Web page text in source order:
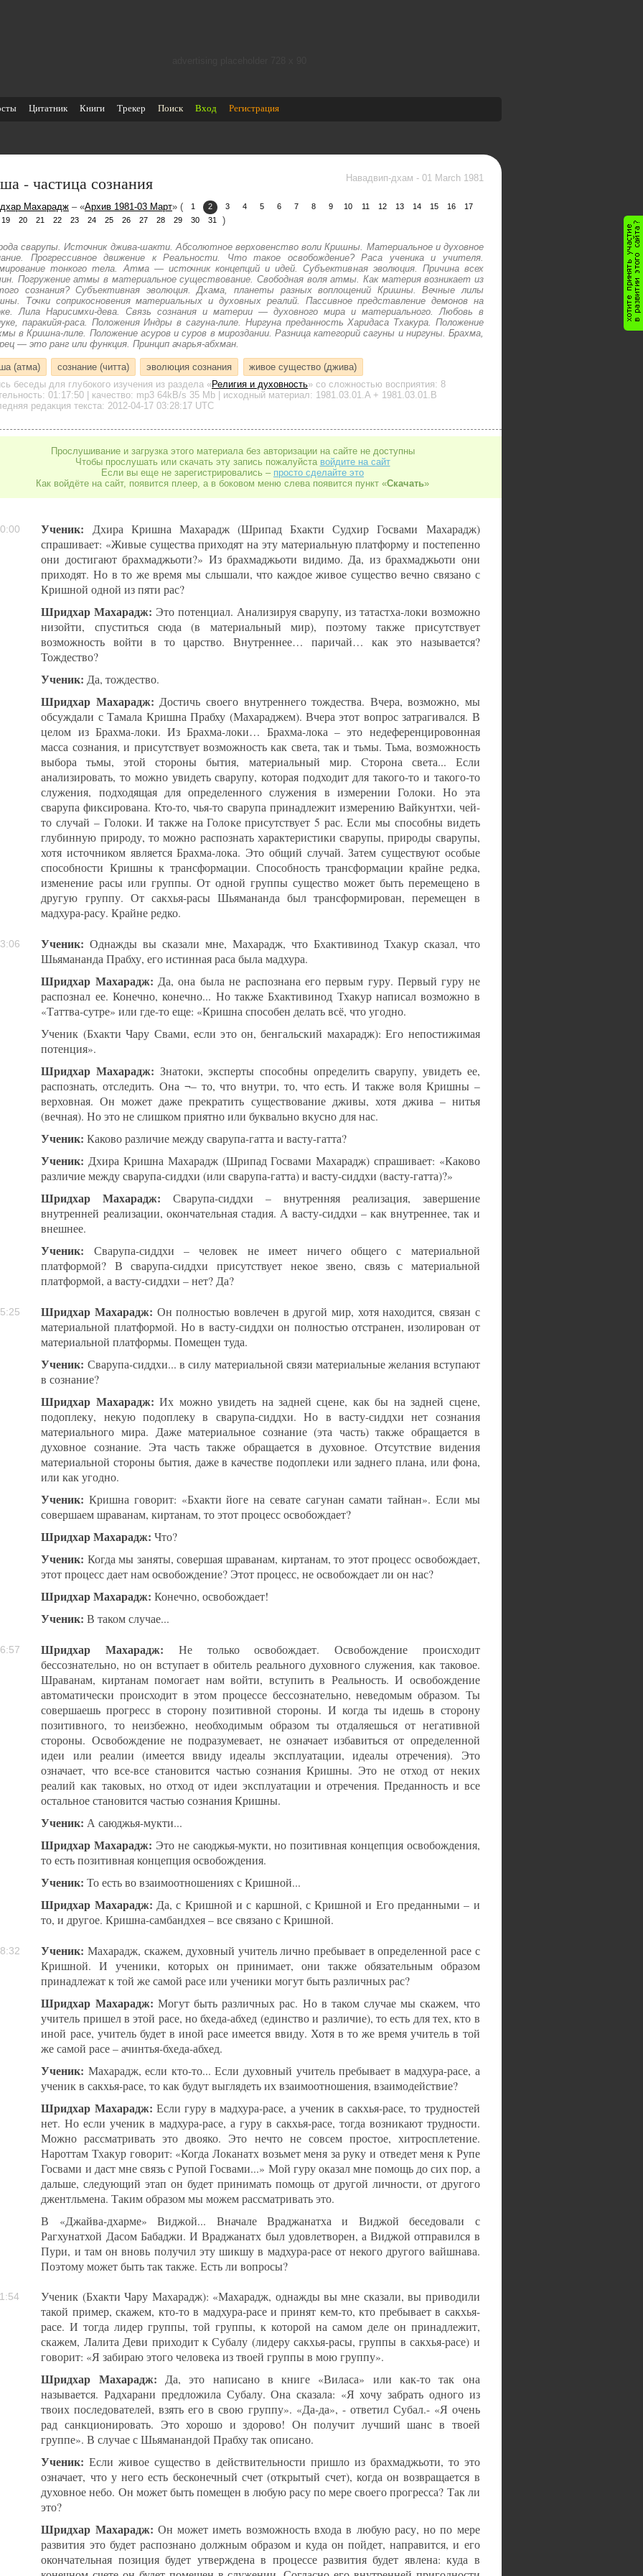
Цитатник Книги Трекер Поиск Вход Регистрация
- частица сознания Навадвип-дхам - 01 March 1981
Махарадж – «Архив 1981-03 Март» ( 1 2 3 4 5 6 7 8 9 10 11 12 13 14 15 16
17
19
20 21 22 23 24 25 26 27 28 29 30 31 )
сварупы. Источник джива-шакти. Абсолютное верховенство воли Кришны. Материальное и духовное
Прогрессивное движение к Реальности. Что такое освобождение? Раса ученика и учителя.
тонкого тела. Атма — источник концепций и идей. Субъективная эволюция. Причина всех
Погружение атмы в материальное существование. Свободная воля атмы. Как материя возникает из
сознания? Субъективная эволюция. Дхама, планеты разных воплощений Кришны. Вечные лилы
Точки соприкосновения материальных и духовных реалий. Пассивное представление демонов на
Лила Нарисимхи-дева. Связь сознания и материи — духовного мира и материального. Любовь в
паракийя-раса. Положения Индры в сагуна-лиле. Ниргуна преданность Харидаса Тхакура. Положение
в Кришна-лиле. Положение асуров и суров в мироздании. Разница категорий сагуны и ниргуны. Брахма,
— это ранг или функция. Принцип ачарья-абхман.
(атма) сознание (читта) эволюция сознания
живое существо (джива)
беседы для глубокого изучения из раздела «Религия и духовность» со сложностью восприятия: 8
01:17:50 | качество: mp3 64kB/s 35 Mb | исходный материал: 1981.03.01.A + 1981.03.01.B
редакция текста: 2012-04-17 03:28:17 UTC
Прослушивание и загрузка этого материала без авторизации на сайте не доступны
Чтобы прослушать или скачать эту запись пожалуйста войдите на сайт
Если вы еще не зарегистрировались – просто сделайте это
Как войдёте на сайт, появится плеер, а в боковом меню слева появится пункт «Скачать»
Ученик: Дхира Кришна Махарадж (Шрипад Бхакти Судхир Госвами Махарадж)
спрашивает: «Живые существа приходят на эту материальную платформу и постепенно
они достигают брахмаджьоти?» Из брахмаджьоти видимо. Да, из брахмаджьоти они
приходят. Но в то же время мы слышали, что каждое живое существо вечно связано с
Кришной одной из пяти рас?
Шридхар Махарадж: Это потенциал. Анализируя сварупу, из татастха-локи возможно
низойти, спуститься сюда (в материальный мир), поэтому также присутствует
возможность войти в то царство. Внутреннее… паричай… как это называется?
Тождество?
Ученик: Да, тождество.
Шридхар Махарадж: Достичь своего внутреннего тождества. Вчера, возможно, мы
обсуждали с Тамала Кришна Прабху (Махараджем). Вчера этот вопрос затрагивался. В
целом из Брахма-локи. Из Брахма-локи… Брахма-лока – это недеференцировонная
масса сознания, и присутствует возможность как света, так и тьмы. Тьма, возможность
выбора тьмы, этой стороны бытия, материальный мир. Сторона света... Если
анализировать, то можно увидеть сварупу, которая подходит для такого-то и такого-то
служения, подходящая для определенного служения в измерении Голоки. Но эта
сварупа фиксирована. Кто-то, чья-то сварупа принадлежит измерению Вайкунтхи, чей-
то случай – Голоки. И также на Голоке присутствует 5 рас. Если мы способны видеть
глубинную природу, то можно распознать характеристики сварупы, природы сварупы,
хотя источником является Брахма-лока. Это общий случай. Затем существуют особые
способности Кришны к трансформации. Способность трансформации крайне редка,
изменение расы или группы. От одной группы существо может быть перемещено в
другую группу. От сакхья-расы Шьямананда был трансформирован, перемещен в
мадхура-расу. Крайне редко.
Ученик: Однажды вы сказали мне, Махарадж, что Бхактивинод Тхакур сказал, что
Шьямананда Прабху, его истинная раса была мадхура.
Шридхар Махарадж: Да, она была не распознана его первым гуру. Первый гуру не
распознал ее. Конечно, конечно... Но также Бхактивинод Тхакур написал возможно в
«Таттва-сутре» или где-то еще: «Кришна способен делать всё, что угодно.
Ученик (Бхакти Чару Свами, если это он, бенгальский махарадж): Его непостижимая
потенция».
Шридхар Махарадж: Знатоки, эксперты способны определить сварупу, увидеть ее,
распознать, отследить. Она ¬– то, что внутри, то, что есть. И также воля Кришны –
верховная. Он может даже прекратить существование дживы, хотя джива – нитья
(вечная). Но это не слишком приятно или буквально вкусно для нас.
Ученик: Каково различие между сварупа-гатта и васту-гатта?
Ученик: Дхира Кришна Махарадж (Шрипад Госвами Махарадж) спрашивает: «Каково
различие между сварупа-сиддхи (или сварупа-гатта) и васту-сиддхи (васту-гатта)?»
Шридхар Махарадж: Сварупа-сиддхи – внутренняя реализация, завершение
внутренней реализации, окончательная стадия. А васту-сиддхи – как внутреннее, так и
внешнее.
Ученик: Сварупа-сиддхи – человек не имеет ничего общего с материальной
платформой? В сварупа-сиддхи присутствует некое звено, связь с материальной
платформой, а васту-сиддхи – нет? Да?
Шридхар Махарадж: Он полностью вовлечен в другой мир, хотя находится, связан с
материальной платформой. Но в васту-сиддхи он полностью отстранен, изолирован от
материальной платформы. Помещен туда.
Ученик: Сварупа-сиддхи... в силу материальной связи материальные желания вступают
в сознание?
Шридхар Махарадж: Их можно увидеть на задней сцене, как бы на задней сцене,
подоплеку, некую подоплеку в сварупа-сиддхи. Но в васту-сиддхи нет сознания
материального мира. Даже материальное сознание (эта часть) также обращается в
духовное сознание. Эта часть также обращается в духовное. Отсутствие видения
материальной стороны бытия, даже в качестве подоплеки или заднего плана, или фона,
или как угодно.
Ученик: Кришна говорит: «Бхакти йоге на севате сагунан самати тайнан». Если мы
совершаем шраванам, киртанам, то этот процесс освобождает?
Шридхар Махарадж: Что?
Ученик: Когда мы заняты, совершая шраванам, киртанам, то этот процесс освобождает,
этот процесс дает нам освобождение? Этот процесс, не освобождает ли он нас?
Шридхар Махарадж: Конечно, освобождает!
Ученик: В таком случае...
Шридхар Махарадж: Не только освобождает. Освобождение происходит
бессознательно, но он вступает в обитель реального духовного служения, как таковое.
Шраванам, киртанам помогает нам войти, вступить в Реальность. И освобождение
автоматически происходит в этом процессе бессознательно, неведомым образом. Ты
совершаешь прогресс в сторону позитивной стороны. И когда ты идешь в сторону
позитивного, то неизбежно, необходимым образом ты отдаляешься от негативной
стороны. Освобождение не подразумевает, не означает избавиться от определенной
идеи или реалии (имеется ввиду идеалы эксплуатации, идеалы отречения). Это
означает, что все-все становится частью сознания Кришны. Это не отход от неких
реалий как таковых, но отход от идеи эксплуатации и отречения. Преданность и все
остальное становится частью сознания Кришны.
Ученик: А саюджья-мукти...
Шридхар Махарадж: Это не саюджья-мукти, но позитивная концепция освобождения,
то есть позитивная концепция освобождения.
Ученик: То есть во взаимоотношениях с Кришной...
Шридхар Махарадж: Да, с Кришной и с каршной, с Кришной и Его преданными – и
то, и другое. Кришна-самбандхея – все связано с Кришной.
Ученик: Махарадж, скажем, духовный учитель лично пребывает в определенной расе с
Кришной. И ученики, которых он принимает, они также обязательным образом
принадлежат к той же самой расе или ученики могут быть различных рас?
Шридхар Махарадж: Могут быть различных рас. Но в таком случае мы скажем, что
учитель пришел в этой расе, но бхеда-абхед (единство и различие), то есть для тех, кто в
иной расе, учитель будет в иной расе имеется ввиду. Хотя в то же время учитель в той
же самой расе – ачинтья-бхеда-абхед.
Ученик: Махарадж, если кто-то... Если духовный учитель пребывает в мадхура-расе, а
ученик в сакхья-расе, то как будут выглядеть их взаимоотношения, взаимодействие?
Шридхар Махарадж: Если гуру в мадхура-расе, а ученик в сакхья-расе, то трудностей
нет. Но если ученик в мадхура-расе, а гуру в сакхья-расе, тогда возникают трудности.
Можно рассматривать это двояко. Это нечто не совсем простое, хитросплетение.
Нароттам Тхакур говорит: «Когда Локанатх возьмет меня за руку и отведет меня к Рупе
Госвами и даст мне связь с Рупой Госвами...» Мой гуру оказал мне помощь до сих пор, а
дальше, следующий этап он будет принимать помощь от другой личности, от другого
джентльмена. Таким образом мы можем рассматривать это.
В «Джайва-дхарме» Виджой... Вначале Враджанатха и Виджой беседовали с
Рагхунатхой Дасом Бабаджи. И Враджанатх был удовлетворен, а Виджой отправился в
Пури, и там он вновь получил эту шикшу в мадхура-расе от некого другого вайшнава.
Поэтому может быть так также. Есть ли вопросы?
Ученик (Бхакти Чару Махарадж): «Махарадж, однажды вы мне сказали, вы приводили
такой пример, скажем, кто-то в мадхура-расе и принят кем-то, кто пребывает в сакхья-
расе. И тогда лидер группы, той группы, к которой на самом деле он принадлежит,
скажем, Лалита Деви приходит к Субалу (лидеру сакхья-расы, группы в сакхья-расе) и
говорит: «Я забираю этого человека из твоей группы в мою группу».
Шридхар Махарадж: Да, это написано в книге «Виласа» или как-то так она
называется. Радхарани предложила Субалу. Она сказала: «Я хочу забрать одного из
твоих последователей, взять его в свою группу». «Да-да», - ответил Субал.- «Я очень
рад санкционировать. Это хорошо и здорово! Он получит лучший шанс в твоей
группе». В случае с Шьяманандой Прабху так описано.
Ученик: Если живое существо в действительности пришло из брахмаджьоти, то это
означает, что у него есть бесконечный счет (открытый счет), когда он возвращается в
духовное небо. Он может быть помещен в любую расу по мере своего прогресса? Так ли
это?
Шридхар Махарадж: Он может иметь возможность входа в любую расу, но по мере
развития это будет распознано должным образом и куда он пойдет, направится, и его
окончательная позиция будет утверждена в процессе развития будет явлена: куда в